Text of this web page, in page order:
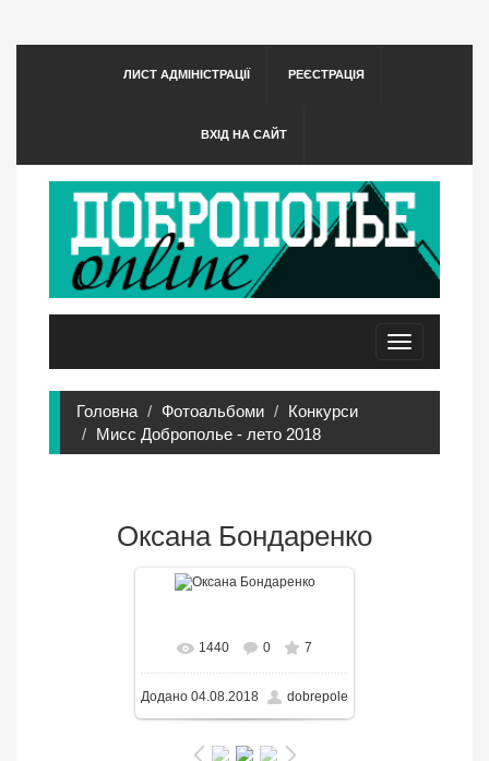
ЛИСТ АДМІНІСТРАЦІЇ РЕЄСТРАЦІЯ
ВХІД НА САЙТ
Toggle
navigation
Головна Фотоальбоми
Конкурси
Мисс Доброполье - лето 2018
Оксана Бондаренко
433x650/ 65.3KB
1440 0 7
Додано 04.08.2018 dobrepole